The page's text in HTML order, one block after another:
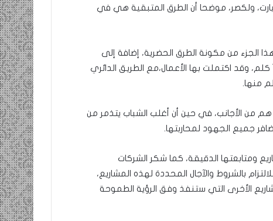
تيارت، ولكصر، موضحا أن الطرق المتبقية هي في
الجزء من مكونة الطرق الحضرية، إضافة إلى
الطريق الرابط بين دوار البراد وجسر المطار، المكون من 17 كلم، وقد اكتملت بها الأعمال،مع الطريق الدائري
هم من الأجانب، في حين أن أغلب الشباب يتذمر من
جميع الجهود لمحاربتها.
ومتابعتها الدقيقة، كما شكر الشركات
بالشروط والآجال المحددة لهذه المشاريع،
الأخرى التي ستنفذ وفق الرؤية الطموحة